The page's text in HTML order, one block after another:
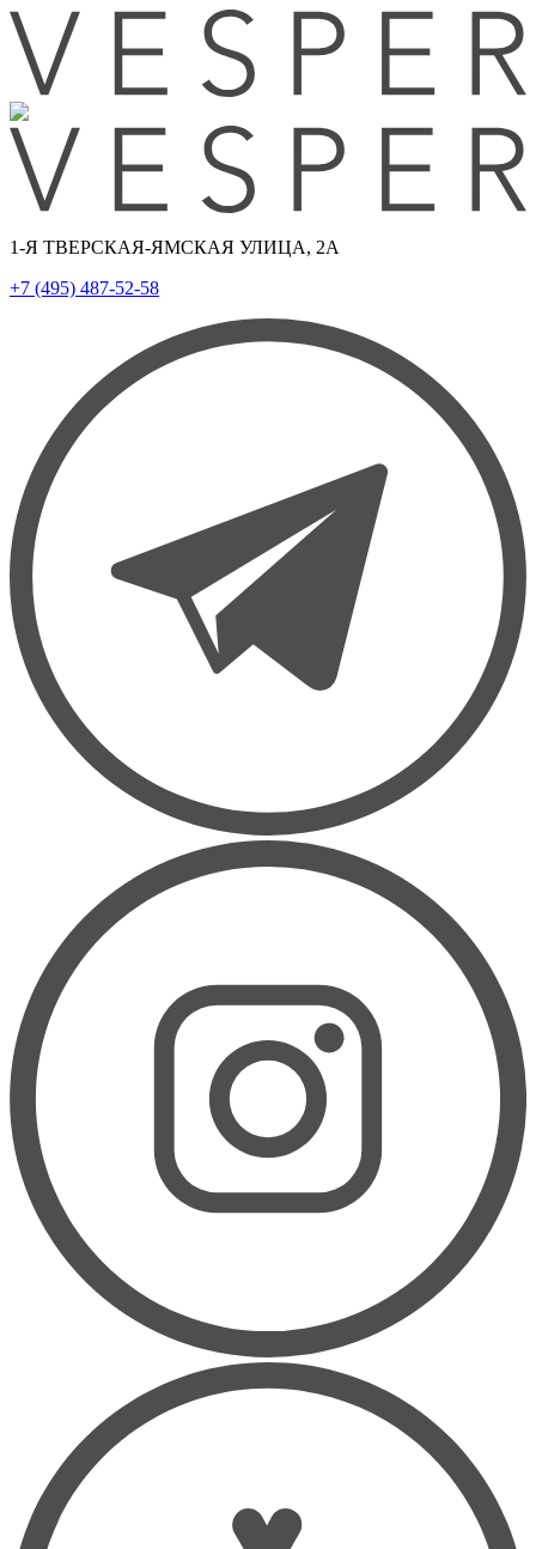
1-Я ТВЕРСКАЯ-ЯМСКАЯ УЛИЦА, 2А
+7 (495) 487-52-58